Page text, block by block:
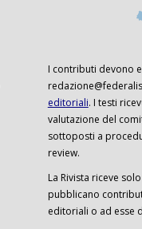
I contributi devono
editoriali. I testi
valutazione del
sottoposti a
review.
La Rivista riceve
pubblicano
editoriali o ad esse